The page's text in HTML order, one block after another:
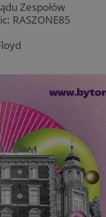
Zespołów
RASZONE85